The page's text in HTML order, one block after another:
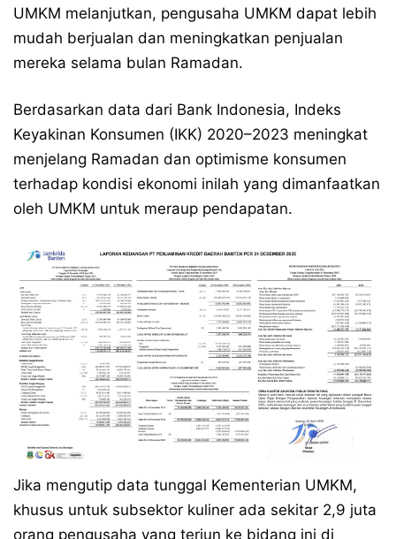
UMKM melanjutkan, pengusaha UMKM dapat lebih
mudah berjualan dan meningkatkan penjualan
mereka selama bulan Ramadan.
Berdasarkan data dari Bank Indonesia, Indeks
Keyakinan Konsumen (IKK) 2020–2023 meningkat
menjelang Ramadan dan optimisme konsumen
terhadap kondisi ekonomi inilah yang dimanfaatkan
oleh UMKM untuk meraup pendapatan.
Jika mengutip data tunggal Kementerian UMKM,
khusus untuk subsektor kuliner ada sekitar 2,9 juta
orang pengusaha yang terjun ke bidang ini di